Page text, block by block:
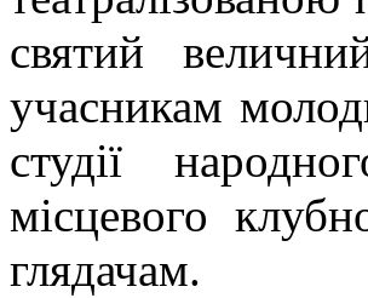
святий
учасникам
студії
місцевого
глядачам.